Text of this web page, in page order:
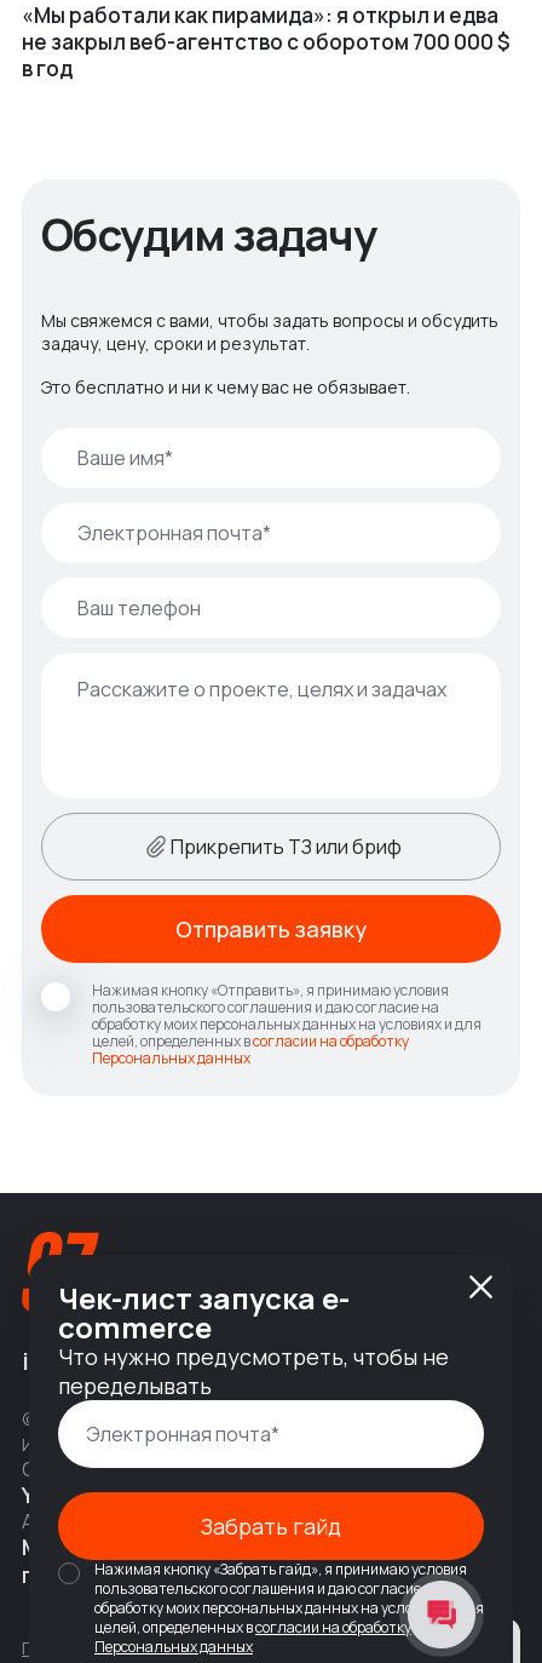
«Мы работали как пирамида»: я открыл и едва
не закрыл веб⁠-⁠агентство с оборотом 700 000 $
в год
Обсудим задачу
Мы свяжемся с вами, чтобы задать вопросы и обсудить
задачу, цену, сроки и результат.
Это бесплатно и ни к чему вас не обязывает.
Прикрепить ТЗ или бриф
Нажимая кнопку «Отправить», я принимаю условия
пользовательского соглашения и даю согласие на
обработку моих персональных данных на условиях и для
целей, определенных всогласии на обработку
Персональных данных
Отправить заявку
info@nineseven.ru
© 2010 — 2026 ООО «Найнсевен», УНП 191376768,
ИНН 9710142077, КПП 771001001, ОГРН 1247700831377
Соц сети
YouTubeНаписать в Telegram
Адрес
Москва, 2-я Тверская-Ямская 18,
помещ. 7/2
Политика конфиденциальности
Чек-лист запуска e-
commerce
Что нужно предусмотреть, чтобы не
переделывать
Забрать гайд
Нажимая кнопку «Забрать гайд», я принимаю условия
пользовательского соглашения и даю согласие на
обработку моих персональных данных на условиях и для
целей, определенных всогласии на обработку
Персональных данных